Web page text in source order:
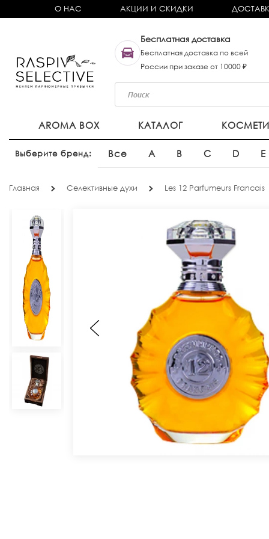
О НАС АКЦИИ И СКИДКИ
Бесплатная доставка
Бесплатная доставка по всей
России при заказе от 10000 ₽
AROMA BOX КАТАЛОГ
Выберите бренд: Все A B C D E
Главная Селективные духи Les 12 Parfumeurs Francais